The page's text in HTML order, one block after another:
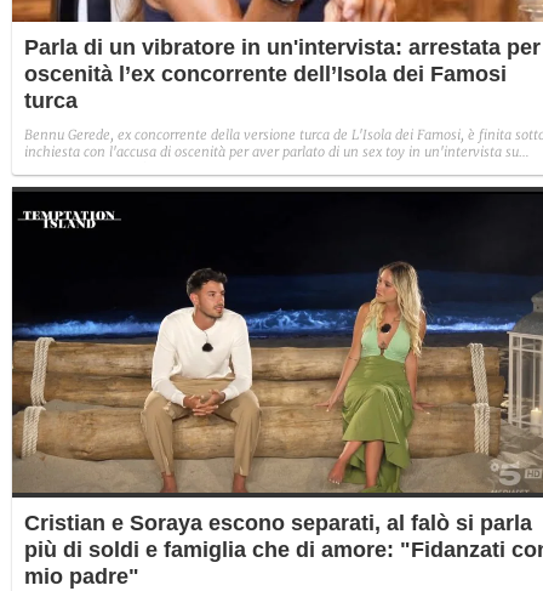
Parla di un vibratore in un'intervista: arrestata per
oscenità l’ex concorrente dell’Isola dei Famosi
turca
Bennu Gerede, ex concorrente della versione turca de L'Isola dei Famosi, è finita
inchiesta con l'accusa di oscenità per aver parlato di un sex toy in un'intervista su
Cristian e Soraya escono separati, al falò si parla
più di soldi e famiglia che di amore: "Fidanzati
mio padre"